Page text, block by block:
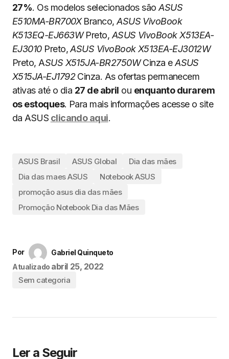
27%. Os modelos selecionados sãoASUS
E510MA-BR700XBranco,ASUS VivoBook
K513EQ-EJ663WPreto,ASUS VivoBook X513EA-
EJ3010 Preto,ASUS VivoBook X513EA-EJ3012W
Preto, ASUS X515JA-BR2750WCinza eASUS
X515JA-EJ1792Cinza. As ofertas permanecem
ativas até o dia 27 de abril ou enquanto durarem
os estoques. Para mais informações acesse o site
da ASUS clicando aqui.
ASUS Brasil ASUS Global
Dia das mães
Dia das maes ASUS
Notebook ASUS
promoção asus dia das mães
Promoção Notebook Dia das Mães
Por
Gabriel Quinqueto
Atualizado abril 25, 2022
Sem categoria
Ler a Seguir